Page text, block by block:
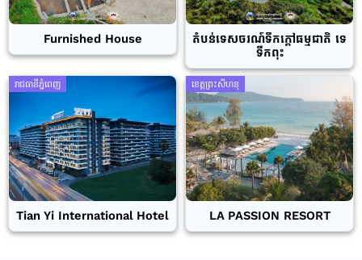
Furnished House
តំបន់ទេសចរណ៍ទឹកក្តៅធម្មជាតិ ទេ
ទឹកពុះ
រាជធានីភ្នំពេញ
Tian Yi International Hotel
ខេត្តព្រះសីហនុ
LA PASSION RESORT